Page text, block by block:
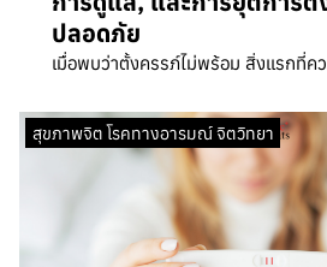
ปลอดภัย
เมื่อพบว่าตั้งครรภ์ไม่พร้อม สิ่งแรกที่ค
สุขภาพจิต โรคทางอารมณ์ จิตวิทยา